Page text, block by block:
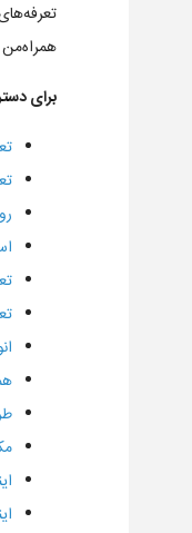
همراه‌من
برای